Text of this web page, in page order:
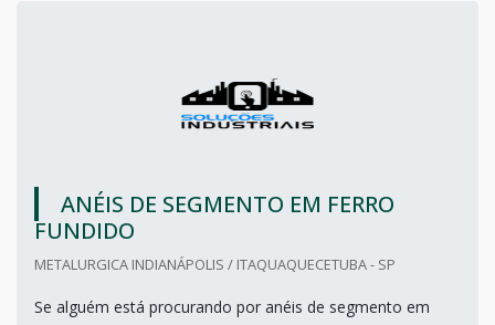
ANÉIS DE SEGMENTO EM FERRO
FUNDIDO
METALURGICA INDIANÁPOLIS / ITAQUAQUECETUBA - SP
Se alguém está procurando por anéis de segmento em